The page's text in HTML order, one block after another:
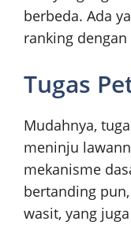
berbeda. Ada
ranking
Tugas
Mudahnya,
meninju
mekanisme
bertanding
wasit, yang